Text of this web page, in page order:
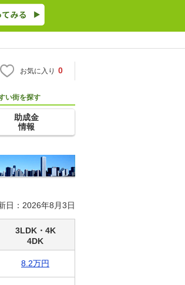
お気に入り 0
い街を探す
助成金
情報
日：2026年8月3日
3LDK・4K
4DK
8.2万円